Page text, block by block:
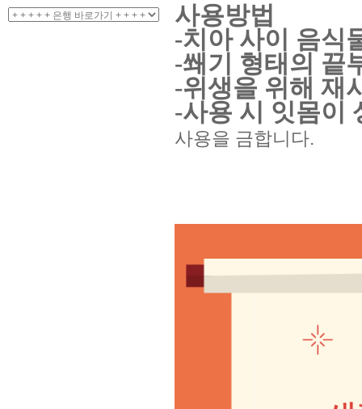
사용방법
-치아 사이 음식
-쐐기 형태의 끝
-위생을 위해 재
-사용 시 잇몸이
사용을 금합니다.